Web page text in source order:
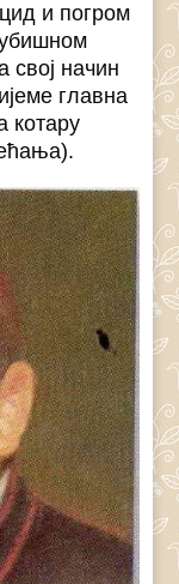
и погром
свој начин
главна
котару